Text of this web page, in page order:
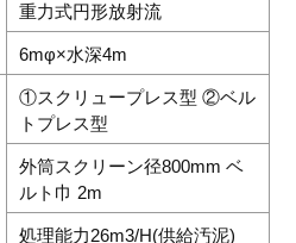
重力式円形放射流
6mφ×水深4m
①スクリュープレス型 ②ベル
トプレス型
外筒スクリーン径800mm ベ
ルト巾 2m
処理能力26m3/H(供給汚泥)